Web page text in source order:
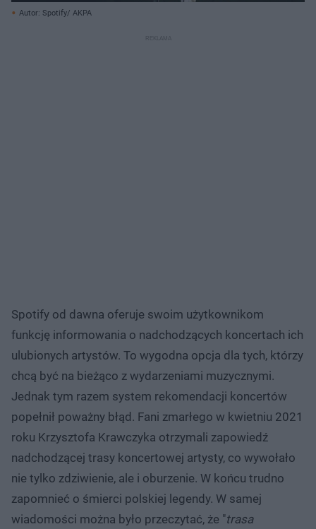
Autor: Spotify/ AKPA
Spotify od dawna oferuje swoim użytkownikom
funkcję informowania o nadchodzących koncertach ich
ulubionych artystów. To wygodna opcja dla tych, którzy
chcą być na bieżąco z wydarzeniami muzycznymi.
Jednak tym razem system rekomendacji koncertów
popełnił poważny błąd. Fani zmarłego w kwietniu 2021
roku Krzysztofa Krawczyka otrzymali zapowiedź
nadchodzącej trasy koncertowej artysty, co wywołało
nie tylko zdziwienie, ale i oburzenie. W końcu trudno
zapomnieć o śmierci polskiej legendy. W samej
wiadomości można było przeczytać, że "trasa